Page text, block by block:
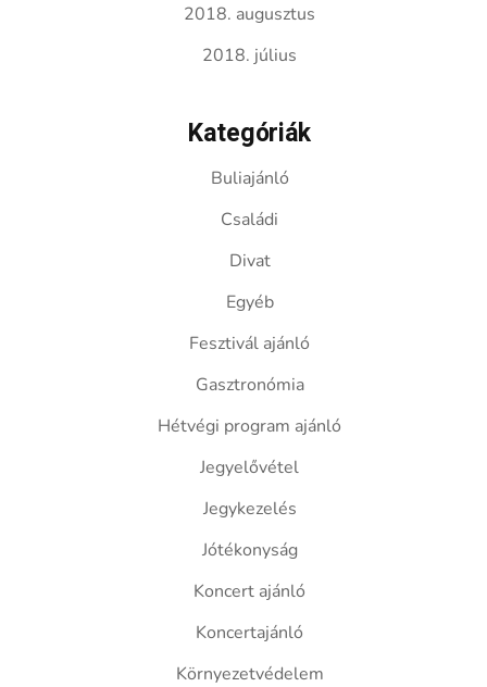
2018. augusztus
2018. július
Kategóriák
Buliajánló
Családi
Divat
Egyéb
Fesztivál ajánló
Gasztronómia
Hétvégi program ajánló
Jegyelővétel
Jegykezelés
Jótékonyság
Koncert ajánló
Koncertajánló
Környezetvédelem